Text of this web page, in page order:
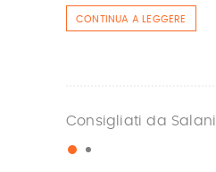
CONTINUA A LEGGERE
Consigliati da Salani